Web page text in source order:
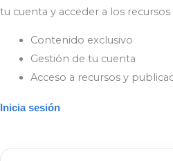
tu cuenta y acceder a los
Contenido exclusivo
Gestión de tu cuenta
Acceso a recursos y
Inicia sesión